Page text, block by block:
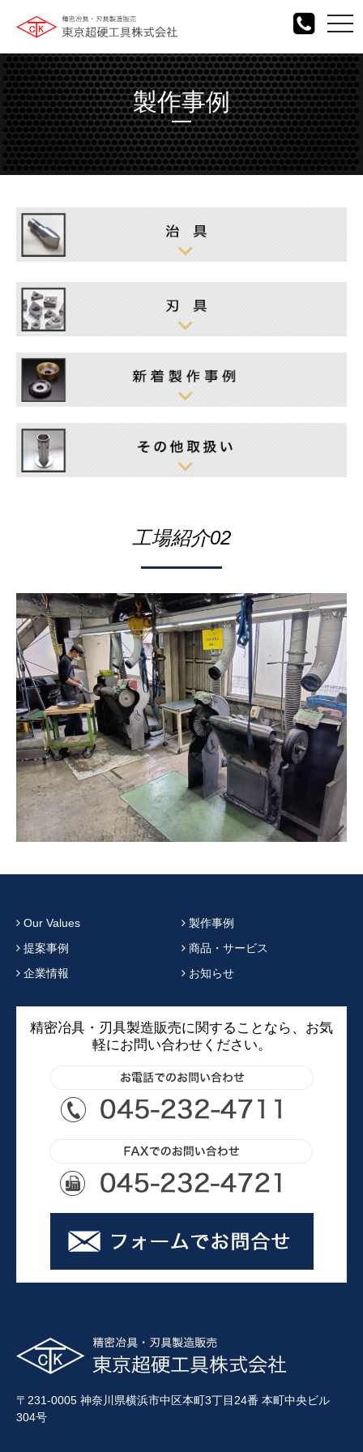
製作事例
工場紹介02
Our Values
製作事例
提案事例
商品・サービス
企業情報
お知らせ
精密冶具・刃具製造販売に関することなら、お気
軽にお問い合わせください。
〒231-0005 神奈川県横浜市中区本町3丁目24番 本町中央ビル
304号